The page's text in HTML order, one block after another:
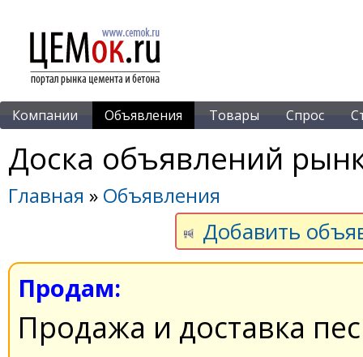
Компании Объявления Товары Спрос
Доска объявлений
Главная » Объявления
Добавить
Продам:
Продажа и доставка